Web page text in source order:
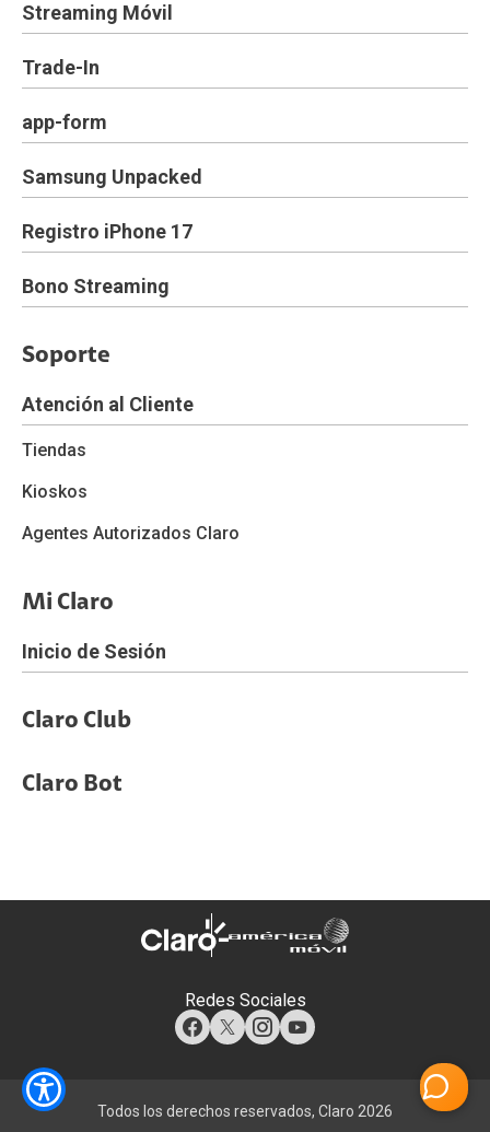
Streaming Móvil
Trade-In
app-form
Samsung Unpacked
Registro iPhone 17
Bono Streaming
Soporte
Atención al Cliente
Tiendas
Kioskos
Agentes Autorizados Claro
Mi Claro
Inicio de Sesión
Claro Club
Claro Bot
Redes Sociales
Todos los derechos reservados, Claro 2026